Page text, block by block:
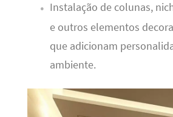
Instalação de colunas,
e outros elementos
que adicionam
ambiente.